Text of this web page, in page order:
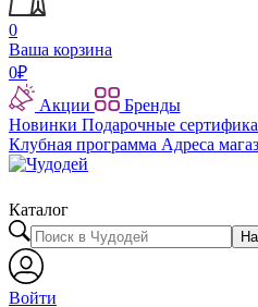
0
Ваша корзина
0₽
Акции
Бренды
Новинки Подарочные
Клубная программа Адреса
Каталог
Войти